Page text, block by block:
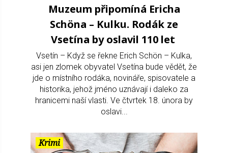
Muzeum připomíná Ericha
Schöna – Kulku. Rodák ze
Vsetína by oslavil 110 let
Vsetín – Když se řekne Erich Schön – Kulka,
asi jen zlomek obyvatel Vsetína bude vědět, že
jde o místního rodáka, novináře, spisovatele a
historika, jehož jméno uznávají i daleko za
hranicemi naší vlasti. Ve čtvrtek 18. února by
oslavi...
Krimi